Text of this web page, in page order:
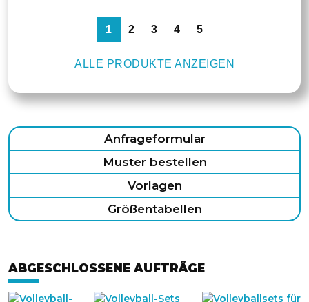
1 2 3 4 5
ALLE PRODUKTE ANZEIGEN
Anfrageformular
Muster bestellen
Vorlagen
Größentabellen
ABGESCHLOSSENE AUFTRÄGE